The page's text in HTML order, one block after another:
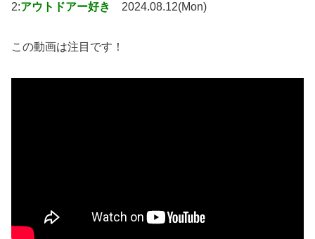
2:アウトドアー好き 2024.08.12(Mon)
この動画は注目です！